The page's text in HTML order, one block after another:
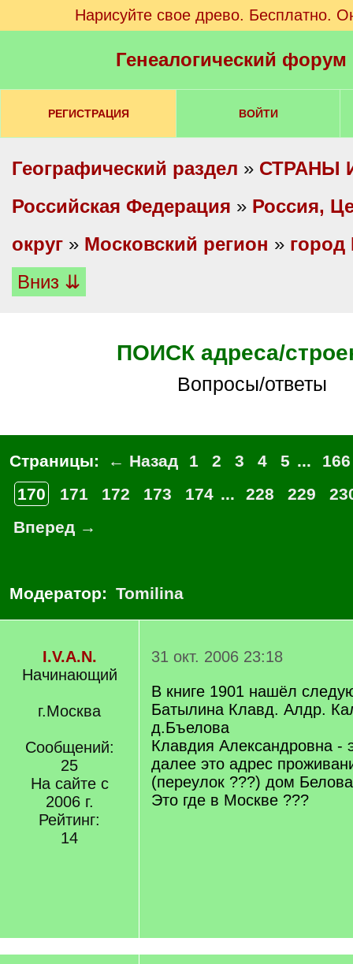
Нарисуйте свое древо. Бесплатно.
Генеалогический
РЕГИСТРАЦИЯ ВОЙТИ
Географический раздел » СТРАНЫ
Российская Федерация » Россия,
округ » Московский регион » город
Вниз ⇊
ПОИСК адреса/
Вопросы/ответы
Страницы: ← Назад 1 2 3 4 5 ...
166
170
171 172 173 174 ... 228 229
Вперед →
Модератор: Tomilina
I.V.A.N.
Начинающий
г.Москва
Сообщений:
25
На сайте с
2006 г.
Рейтинг:
14
31 окт. 2006 23:18
В книге 1901 нашёл
Батылина Клавд. Алдр.
д.Бъелова
Клавдия Александровна -
далее это адрес
(переулок ???) дом
Это где в Москве ???